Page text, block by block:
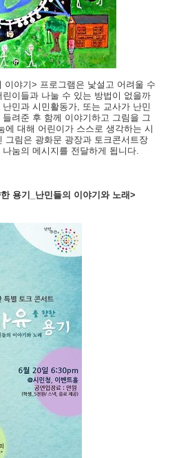
야기> 프로그램은 낯설고 어려울 수
이들과 나눌 수 있는 방법이 없을까
민과 시민활동가, 또는 교사가 난민
려준 후 함께 이야기하고 그림을 그
에 대해 어린이가 스스로 생각하는 시
그림은 광화문 광장과 토크콘서트장
눔의 메시지를 전달하게 됩니다.
용기_난민들의 이야기와 노래>